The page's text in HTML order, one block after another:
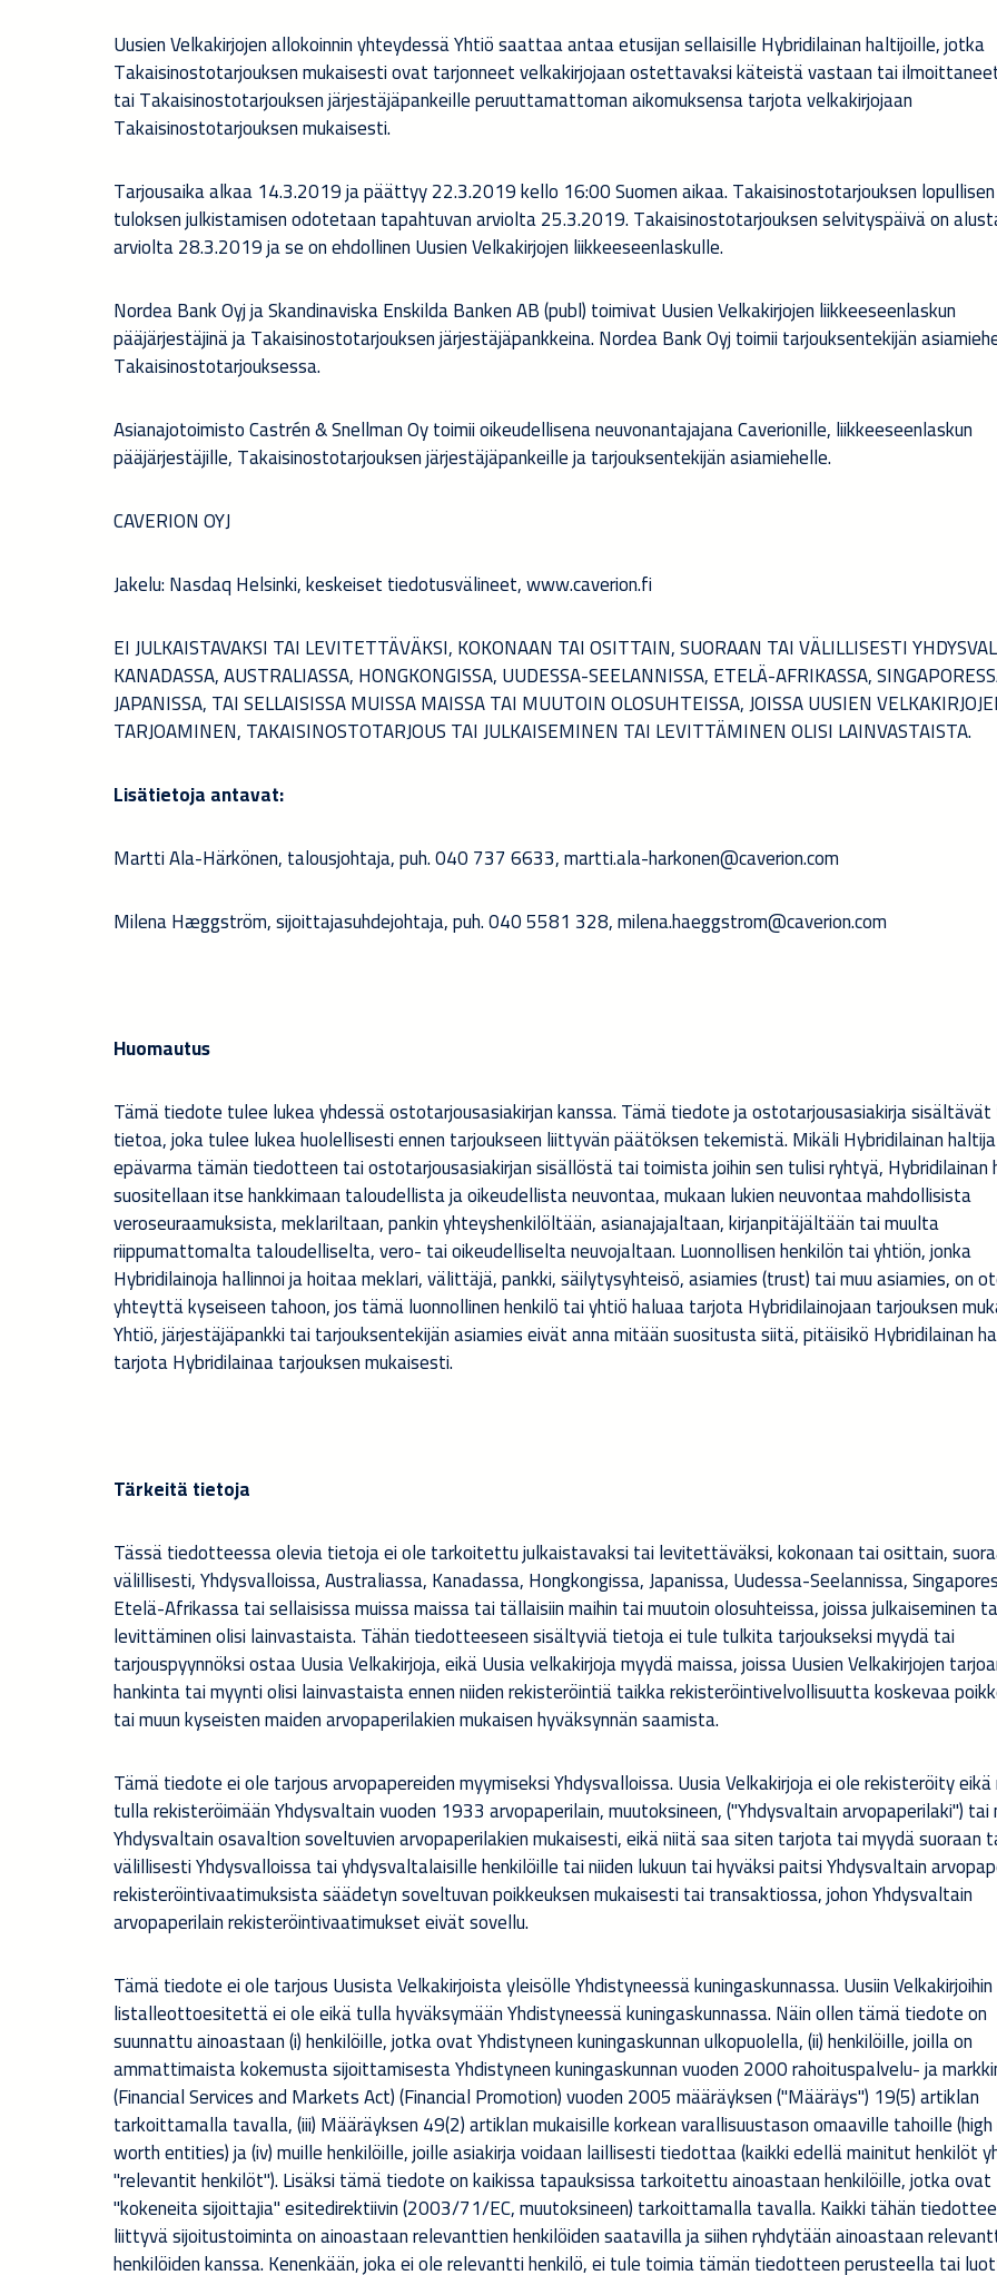
Uusien Velkakirjojen allokoinnin yhteydessä Yhtiö saattaa antaa etusijan sellaisille Hybridilainan haltijoille, jotka
Takaisinostotarjouksen mukaisesti ovat tarjonneet velkakirjojaan ostettavaksi käteistä vastaan tai
tai Takaisinostotarjouksen järjestäjäpankeille peruuttamattoman aikomuksensa tarjota velkakirjojaan
Takaisinostotarjouksen mukaisesti.
Tarjousaika alkaa 14.3.2019 ja päättyy 22.3.2019 kello 16:00 Suomen aikaa. Takaisinostotarjouksen lopullisen
tuloksen julkistamisen odotetaan tapahtuvan arviolta 25.3.2019. Takaisinostotarjouksen selvityspäivä on
arviolta 28.3.2019 ja se on ehdollinen Uusien Velkakirjojen liikkeeseenlaskulle.
Nordea Bank Oyj ja Skandinaviska Enskilda Banken AB (publ) toimivat Uusien Velkakirjojen liikkeeseenlaskun
pääjärjestäjinä ja Takaisinostotarjouksen järjestäjäpankkeina. Nordea Bank Oyj toimii tarjouksentekijän
Takaisinostotarjouksessa.
Asianajotoimisto Castrén & Snellman Oy toimii oikeudellisena neuvonantajajana Caverionille, liikkeeseenlaskun
pääjärjestäjille, Takaisinostotarjouksen järjestäjäpankeille ja tarjouksentekijän asiamiehelle.
CAVERION OYJ
Jakelu: Nasdaq Helsinki, keskeiset tiedotusvälineet, www.caverion.fi
EI JULKAISTAVAKSI TAI LEVITETTÄVÄKSI, KOKONAAN TAI OSITTAIN, SUORAAN TAI VÄLILLISESTI
KANADASSA, AUSTRALIASSA, HONGKONGISSA, UUDESSA-SEELANNISSA, ETELÄ-AFRIKASSA,
JAPANISSA, TAI SELLAISISSA MUISSA MAISSA TAI MUUTOIN OLOSUHTEISSA, JOISSA UUSIEN
TARJOAMINEN, TAKAISINOSTOTARJOUS TAI JULKAISEMINEN TAI LEVITTÄMINEN OLISI LAINVASTAISTA.
Lisätietoja antavat:
Martti Ala-Härkönen, talousjohtaja, puh. 040 737 6633, martti.ala-harkonen@caverion.com
Milena Hæggström, sijoittajasuhdejohtaja, puh. 040 5581 328, milena.haeggstrom@caverion.com
Huomautus
Tämä tiedote tulee lukea yhdessä ostotarjousasiakirjan kanssa. Tämä tiedote ja ostotarjousasiakirja
tietoa, joka tulee lukea huolellisesti ennen tarjoukseen liittyvän päätöksen tekemistä. Mikäli Hybridilainan
epävarma tämän tiedotteen tai ostotarjousasiakirjan sisällöstä tai toimista joihin sen tulisi ryhtyä, Hybridilainan
suositellaan itse hankkimaan taloudellista ja oikeudellista neuvontaa, mukaan lukien neuvontaa mahdollisista
veroseuraamuksista, meklariltaan, pankin yhteyshenkilöltään, asianajajaltaan, kirjanpitäjältään tai muulta
riippumattomalta taloudelliselta, vero- tai oikeudelliselta neuvojaltaan. Luonnollisen henkilön tai yhtiön, jonka
Hybridilainoja hallinnoi ja hoitaa meklari, välittäjä, pankki, säilytysyhteisö, asiamies (trust) tai muu asiamies, on
yhteyttä kyseiseen tahoon, jos tämä luonnollinen henkilö tai yhtiö haluaa tarjota Hybridilainojaan tarjouksen
Yhtiö, järjestäjäpankki tai tarjouksentekijän asiamies eivät anna mitään suositusta siitä, pitäisikö Hybridilainan
tarjota Hybridilainaa tarjouksen mukaisesti.
Tärkeitä tietoja
Tässä tiedotteessa olevia tietoja ei ole tarkoitettu julkaistavaksi tai levitettäväksi, kokonaan tai osittain,
välillisesti, Yhdysvalloissa, Australiassa, Kanadassa, Hongkongissa, Japanissa, Uudessa-Seelannissa,
Etelä-Afrikassa tai sellaisissa muissa maissa tai tällaisiin maihin tai muutoin olosuhteissa, joissa julkaiseminen
levittäminen olisi lainvastaista. Tähän tiedotteeseen sisältyviä tietoja ei tule tulkita tarjoukseksi myydä tai
tarjouspyynnöksi ostaa Uusia Velkakirjoja, eikä Uusia velkakirjoja myydä maissa, joissa Uusien Velkakirjojen
hankinta tai myynti olisi lainvastaista ennen niiden rekisteröintiä taikka rekisteröintivelvollisuutta koskevaa
tai muun kyseisten maiden arvopaperilakien mukaisen hyväksynnän saamista.
Tämä tiedote ei ole tarjous arvopapereiden myymiseksi Yhdysvalloissa. Uusia Velkakirjoja ei ole rekisteröity
tulla rekisteröimään Yhdysvaltain vuoden 1933 arvopaperilain, muutoksineen, ("Yhdysvaltain arvopaperilaki") tai
Yhdysvaltain osavaltion soveltuvien arvopaperilakien mukaisesti, eikä niitä saa siten tarjota tai myydä suoraan
välillisesti Yhdysvalloissa tai yhdysvaltalaisille henkilöille tai niiden lukuun tai hyväksi paitsi Yhdysvaltain
rekisteröintivaatimuksista säädetyn soveltuvan poikkeuksen mukaisesti tai transaktiossa, johon Yhdysvaltain
arvopaperilain rekisteröintivaatimukset eivät sovellu.
Tämä tiedote ei ole tarjous Uusista Velkakirjoista yleisölle Yhdistyneessä kuningaskunnassa. Uusiin
listalleottoesitettä ei ole eikä tulla hyväksymään Yhdistyneessä kuningaskunnassa. Näin ollen tämä tiedote on
suunnattu ainoastaan (i) henkilöille, jotka ovat Yhdistyneen kuningaskunnan ulkopuolella, (ii) henkilöille, joilla on
ammattimaista kokemusta sijoittamisesta Yhdistyneen kuningaskunnan vuoden 2000 rahoituspalvelu- ja
(Financial Services and Markets Act) (Financial Promotion) vuoden 2005 määräyksen ("Määräys") 19(5) artiklan
tarkoittamalla tavalla, (iii) Määräyksen 49(2) artiklan mukaisille korkean varallisuustason omaaville tahoille
worth entities) ja (iv) muille henkilöille, joille asiakirja voidaan laillisesti tiedottaa (kaikki edellä mainitut henkilöt
"relevantit henkilöt"). Lisäksi tämä tiedote on kaikissa tapauksissa tarkoitettu ainoastaan henkilöille, jotka ovat
"kokeneita sijoittajia" esitedirektiivin (2003/71/EC, muutoksineen) tarkoittamalla tavalla. Kaikki tähän
liittyvä sijoitustoiminta on ainoastaan relevanttien henkilöiden saatavilla ja siihen ryhdytään ainoastaan
henkilöiden kanssa. Kenenkään, joka ei ole relevantti henkilö, ei tule toimia tämän tiedotteen perusteella tai